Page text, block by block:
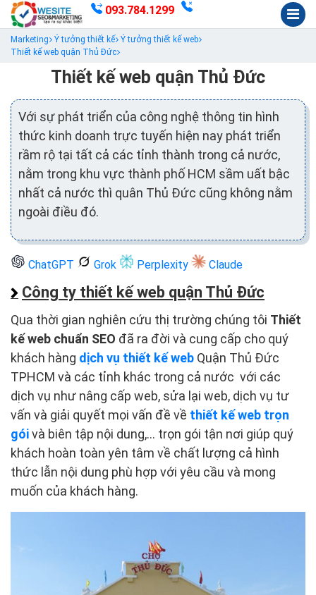
093.784.1299
Marketing Ý tưởng thiết kế Ý tưởng thiết kế web
Thiết kế web quận Thủ Đức
Thiết kế web quận Thủ Đức
Với sự phát triển của công nghệ thông tin hình
thức kinh doanh trực tuyến hiện nay phát triển
rầm rộ tại tất cả các tỉnh thành trong cả nước,
nằm trong khu vực thành phố HCM sầm uất bậc
nhất cả nước thì quân Thủ Đức cũng không nằm
ngoài điều đó.
ChatGPT Grok Perplexity Claude
Công ty thiết kế web quận Thủ Đức
Qua thời gian nghiên cứu thị trường chúng tôi Thiết
kế web chuẩn SEO đã ra đời và cung cấp cho quý
khách hàng dịch vụ thiết kế web Quận Thủ Đức
TPHCM và các tỉnh khác trong cả nước với các
dịch vụ như nâng cấp web, sửa lại web, dịch vụ tư
vấn và giải quyết mọi vấn đề về thiết kế web trọn
góivà biên tập nội dung,… trọn gói tận nơi giúp quý
khách hoàn toàn yên tâm về chất lượng cả hình
thức lẫn nội dung phù hợp với yêu cầu và mong
muốn của khách hàng.